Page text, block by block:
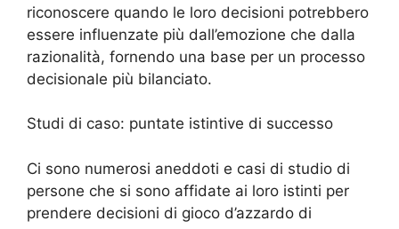
riconoscere quando le loro decisioni potrebbero
essere influenzate più dall’emozione che dalla
razionalità, fornendo una base per un processo
decisionale più bilanciato.
Studi di caso: puntate istintive di successo
Ci sono numerosi aneddoti e casi di studio di
persone che si sono affidate ai loro istinti per
prendere decisioni di gioco d’azzardo di